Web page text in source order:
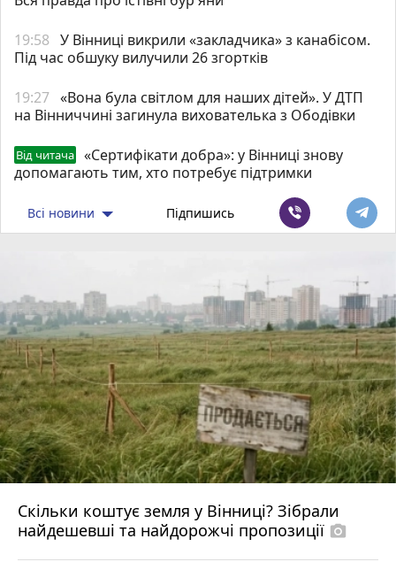
19:58 У Вінниці викрили «закладчика» з канабісом.
Під час обшуку вилучили 26 згортків
19:27 «Вона була світлом для наших дітей». У ДТП
на Вінниччині загинула вихователька з Ободівки
Від читача
«Сертифікати добра»: у Вінниці знову
допомагають тим, хто потребує підтримки
Всі новини Підпишись
Скільки коштує земля у Вінниці? Зібрали
найдешевші та найдорожчі пропозиції photo_camera